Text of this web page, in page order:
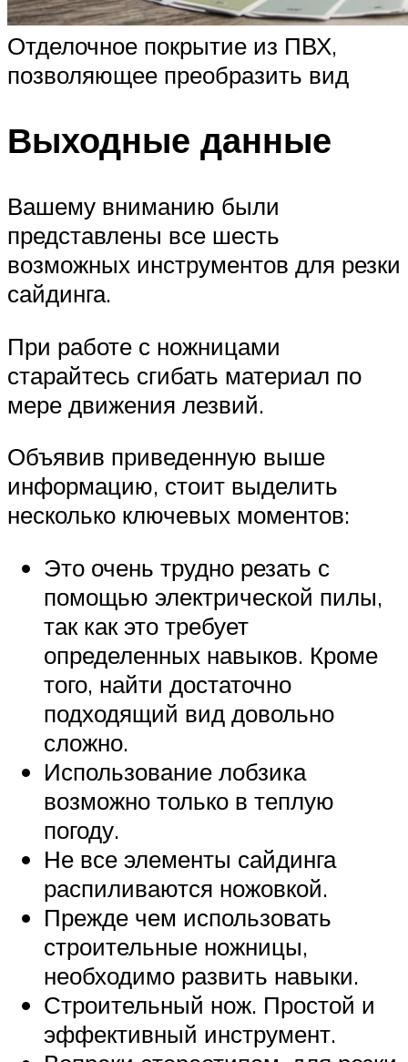
Отделочное покрытие из ПВХ,
позволяющее преобразить вид
Выходные данные
Вашему вниманию были
представлены все шесть
возможных инструментов для резки
сайдинга.
При работе с ножницами
старайтесь сгибать материал по
мере движения лезвий.
Объявив приведенную выше
информацию, стоит выделить
несколько ключевых моментов:
Это очень трудно резать с
помощью электрической пилы,
так как это требует
определенных навыков. Кроме
того, найти достаточно
подходящий вид довольно
сложно.
Использование лобзика
возможно только в теплую
погоду.
Не все элементы сайдинга
распиливаются ножовкой.
Прежде чем использовать
строительные ножницы,
необходимо развить навыки.
Строительный нож. Простой и
эффективный инструмент.